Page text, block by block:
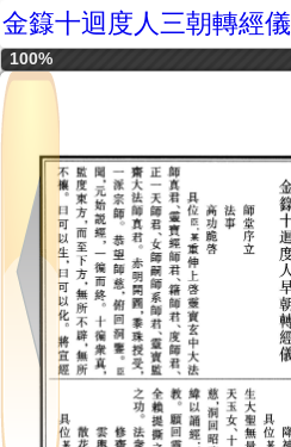
金籙十迴度人三朝轉經儀
100%